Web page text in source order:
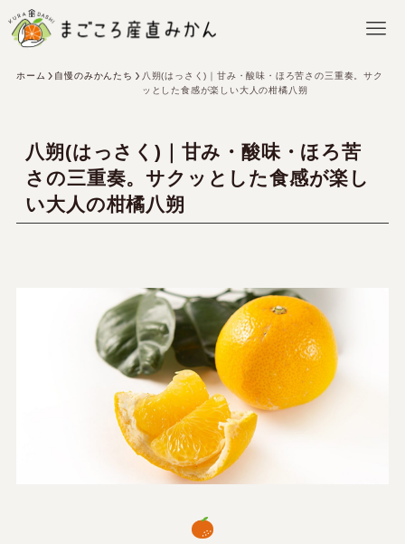
ホーム 自慢のみかんたち
八朔(はっさく)｜甘み・酸味・ほろ苦さの三重奏。サク
ッとした食感が楽しい大人の柑橘八朔
八朔(はっさく)｜甘み・酸味・ほろ苦
さの三重奏。サクッとした食感が楽し
い大人の柑橘八朔